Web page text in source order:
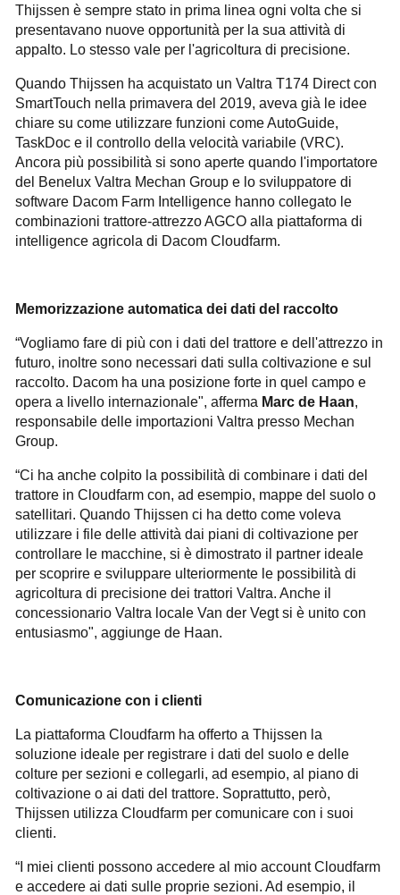
Thijssen è sempre stato in prima linea ogni volta che si
presentavano nuove opportunità per la sua attività di
appalto. Lo stesso vale per l'agricoltura di precisione.
Quando Thijssen ha acquistato un Valtra T174 Direct con
SmartTouch nella primavera del 2019, aveva già le idee
chiare su come utilizzare funzioni come AutoGuide,
TaskDoc e il controllo della velocità variabile (VRC).
Ancora più possibilità si sono aperte quando l'importatore
del Benelux Valtra Mechan Group e lo sviluppatore di
software Dacom Farm Intelligence hanno collegato le
combinazioni trattore-attrezzo AGCO alla piattaforma di
intelligence agricola di Dacom Cloudfarm.
Memorizzazione automatica dei dati del raccolto
“Vogliamo fare di più con i dati del trattore e dell'attrezzo in
futuro, inoltre sono necessari dati sulla coltivazione e sul
raccolto. Dacom ha una posizione forte in quel campo e
opera a livello internazionale", afferma Marc de Haan,
responsabile delle importazioni Valtra presso Mechan
Group.
“Ci ha anche colpito la possibilità di combinare i dati del
trattore in Cloudfarm con, ad esempio, mappe del suolo o
satellitari. Quando Thijssen ci ha detto come voleva
utilizzare i file delle attività dai piani di coltivazione per
controllare le macchine, si è dimostrato il partner ideale
per scoprire e sviluppare ulteriormente le possibilità di
agricoltura di precisione dei trattori Valtra. Anche il
concessionario Valtra locale Van der Vegt si è unito con
entusiasmo", aggiunge de Haan.
Comunicazione con i clienti
La piattaforma Cloudfarm ha offerto a Thijssen la
soluzione ideale per registrare i dati del suolo e delle
colture per sezioni e collegarli, ad esempio, al piano di
coltivazione o ai dati del trattore. Soprattutto, però,
Thijssen utilizza Cloudfarm per comunicare con i suoi
clienti.
“I miei clienti possono accedere al mio account Cloudfarm
e accedere ai dati sulle proprie sezioni. Ad esempio, il